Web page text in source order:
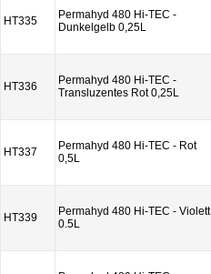
HT335
Permahyd 480 Hi-TEC -
Dunkelgelb 0,25L
HT336
Permahyd 480 Hi-TEC -
Transluzentes Rot 0,25L
HT337
Permahyd 480 Hi-TEC - Rot
0,5L
HT339
Permahyd 480 Hi-TEC - Violett
0.5L